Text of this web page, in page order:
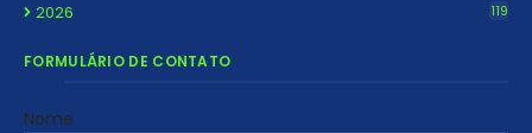
2026 119
FORMULÁRIO DE CONTATO
Nome